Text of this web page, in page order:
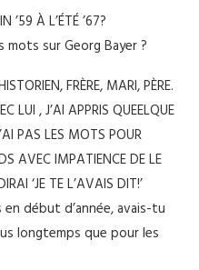
’59 À L’ÉTÉ ’67?
mots sur Georg Bayer ?
FRÈRE, MARI, PÈRE.
LUI , J’AI APPRIS QUEELQUE
PAS LES MOTS POUR
AVEC IMPATIENCE DE LE
‘JE TE L’AVAIS DIT!’
début d’année, avais-tu
longtemps que pour les